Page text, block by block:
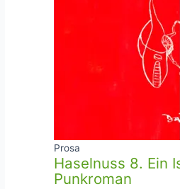
Prosa
Haselnuss 8. Ein
Punkroman